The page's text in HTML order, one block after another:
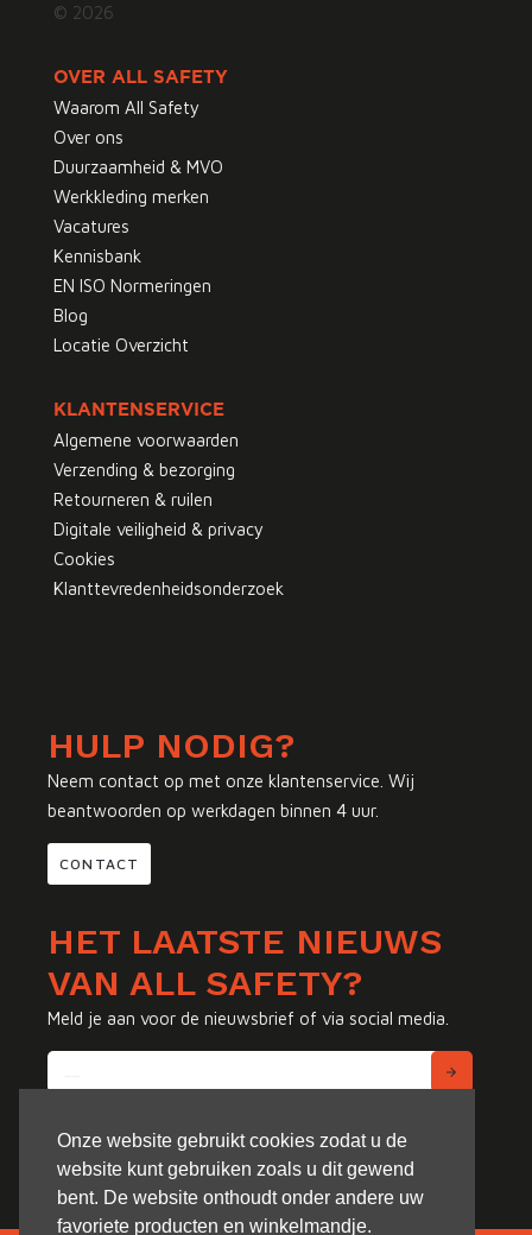
Onze website gebruikt cookies zodat u de
website kunt gebruiken zoals u dit gewend
bent. De website onthoudt onder andere uw
favoriete producten en winkelmandje.
© 2026
OVER ALL SAFETY
Waarom All Safety
Over ons
Duurzaamheid & MVO
Werkkleding merken
Vacatures
Kennisbank
EN ISO Normeringen
Blog
Locatie Overzicht
KLANTENSERVICE
Algemene voorwaarden
Verzending & bezorging
Retourneren & ruilen
Digitale veiligheid & privacy
Cookies
Klanttevredenheidsonderzoek
HULP NODIG?
Neem contact op met onze klantenservice. Wij
beantwoorden op werkdagen binnen 4 uur.
CONTACT
HET LAATSTE NIEUWS
VAN ALL SAFETY?
Meld je aan voor de nieuwsbrief of via social media.